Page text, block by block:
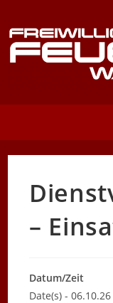
Inhalt
springen
–
Datum/Zeit
Date(s) - 06.10.26